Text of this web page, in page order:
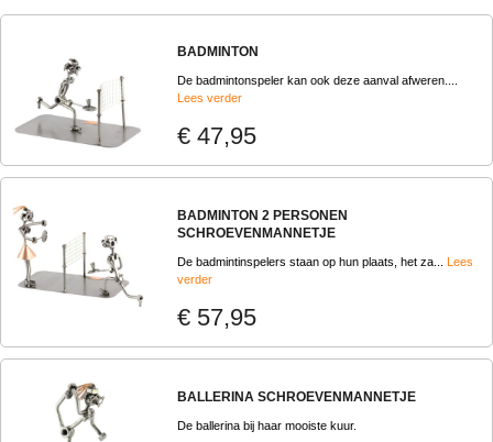
BADMINTON
De badmintonspeler kan ook deze aanval afweren....
Lees verder
€ 47,95
BADMINTON 2 PERSONEN
SCHROEVENMANNETJE
De badmintinspelers staan op hun plaats, het za... Lees
verder
€ 57,95
BALLERINA SCHROEVENMANNETJE
De ballerina bij haar mooiste kuur.